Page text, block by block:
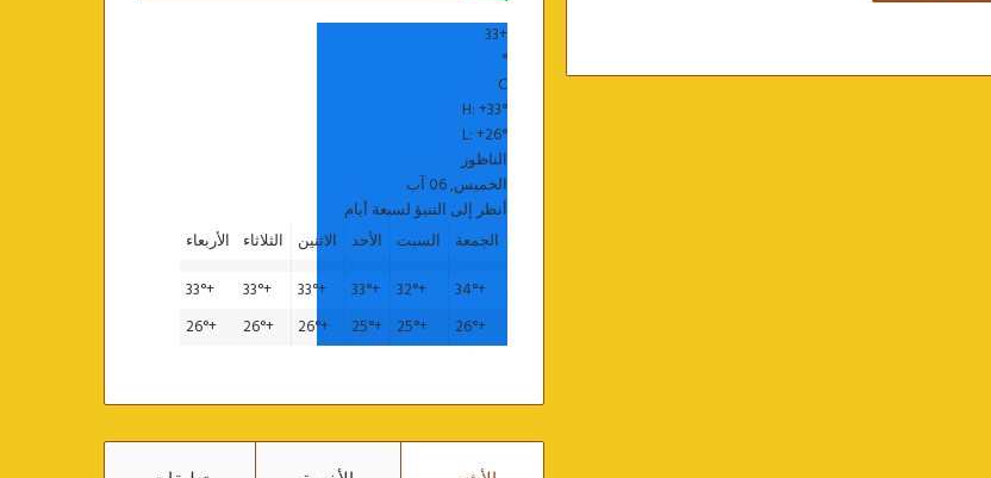
+
33
°
C
H:+33°
L:+26°
الناظور
الخميس, 06 آب
أنظر إلى التنبؤ لسبعة أيام
الجمعة
السبت الأحد الاثنين الثلاثاء
الأربعاء
+
34°
+
32°
+
33°
+
33°
+
33°
+
33°
+
26°
+
25°
+
25°
+
26°
+
26°
+
26°